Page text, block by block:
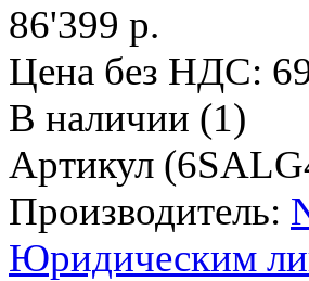
86'399 р.
Цена без НДС:
В наличии (1)
Артикул
Производитель:
Юридическим